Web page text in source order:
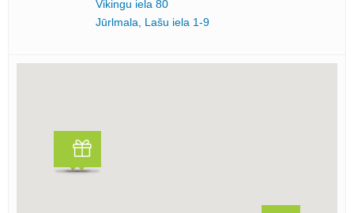
Vikingu iela 80
Jūrlmala, Lašu iela 1-9